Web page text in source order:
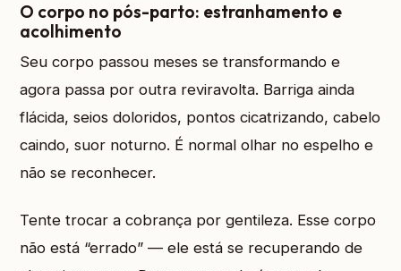
O corpo no pós-parto: estranhamento e
acolhimento
Seu corpo passou meses se transformando e
agora passa por outra reviravolta. Barriga ainda
flácida, seios doloridos, pontos cicatrizando, cabelo
caindo, suor noturno. É normal olhar no espelho e
não se reconhecer.
Tente trocar a cobrança por gentileza. Esse corpo
não está “errado” — ele está se recuperando de